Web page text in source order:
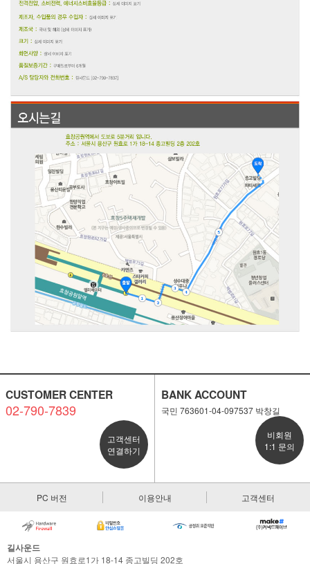
CUSTOMER CENTER
02-790-7839
고객센터
연결하기
BANK ACCOUNT
국민 763601-04-097537 박창길
비회원
1:1 문의
PC 버전 이용안내 고객센터
길사운드
서울시 용산구 원효로1가 18-14 종고빌딩 202호